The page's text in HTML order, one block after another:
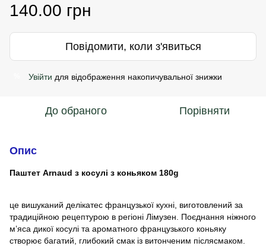
140.00 грн
Повідомити, коли з'явиться
Увійти для відображення накопичувальної знижки
До обраного Порівняти
Опис
Паштет Arnaud з косулі з коньяком 180g
це вишуканий делікатес французької кухні, виготовлений за
традиційною рецептурою в регіоні Лімузен. Поєднання ніжного
м’яса дикої косулі та ароматного французького коньяку
створює багатий, глибокий смак із витонченим післясмаком.